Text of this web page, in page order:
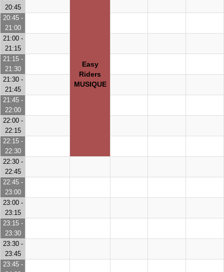
20:45
Easy
Riders
MUSIQUE
20:45 -
21:00
21:00 -
21:15
21:15 -
21:30
21:30 -
21:45
21:45 -
22:00
22:00 -
22:15
22:15 -
22:30
22:30 -
22:45
22:45 -
23:00
23:00 -
23:15
23:15 -
23:30
23:30 -
23:45
23:45 -